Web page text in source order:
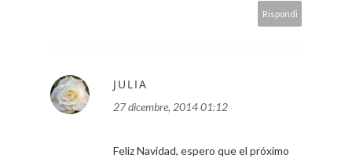
Rispondi
JULIA
27 dicembre, 2014 01:12
Feliz Navidad, espero que el próximo